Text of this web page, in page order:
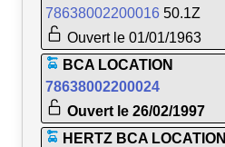
78638002200016 50.1Z
Ouvert le 01/01/1963
BCA LOCATION
78638002200024
Ouvert le 26/02/1997
HERTZ BCA LOCATION